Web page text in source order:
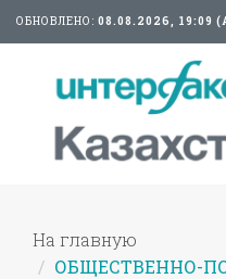
ОБНОВЛЕНО: 08.08.2026, 19:09
На главную
ОБЩЕСТВЕННО-